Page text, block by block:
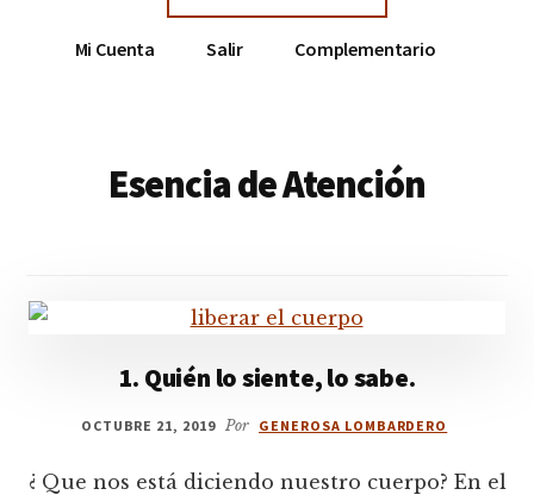
Mi Cuenta Salir Complementario
Esencia de Atención
1. Quién lo siente, lo sabe.
OCTUBRE 21, 2019 Por GENEROSA LOMBARDERO
¿ Que nos está diciendo nuestro cuerpo? En el